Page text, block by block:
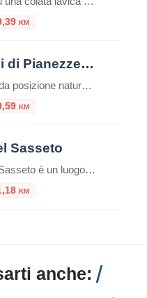
km
Necropoli di Pianezze e Centocamere
Nella stupenda posizione naturalistica del Lago di Bolsena, si erge la Necropoli di Centocamere a Grotte di Castro. Questo sito archeologico è uno dei tesori dell’Etruria, le cui tracce sono ancora oggi presenti in tutto il territorio. Le tombe della Necropoli sono state scavate nella roccia tufacea e risalgono al periodo tra il VI e […]
km
Sasseto
Il Bosco del Sasseto è un luogo incantevole situato vicino a Torre Alfina, nel comune di Acquapendente, nella provincia di Viterbo, nel Lazio. È spesso descritto come un “bosco fatato” per la sua atmosfera magica e incantata, caratterizzata da una vegetazione lussureggiante, antichi alberi secolari, e un sottobosco ricco di muschi e felci. Ecco alcune […]
km
anche: